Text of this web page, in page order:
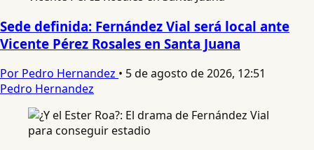
Sede definida: Fernández Vial será local ante
Vicente Pérez Rosales en Santa Juana
Por Pedro Hernandez • 5 de agosto de 2026, 12:51
Pedro Hernandez